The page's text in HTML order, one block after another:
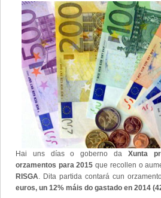
Hai uns días o goberno da Xunta
orzamentos para 2015 que recollen o
RISGA . Dita partida contará cun
euros, un 12% máis do gastado en 2014